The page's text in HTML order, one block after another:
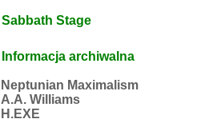
Sabbath Stage
Informacja archiwalna
Neptunian Maximalism
A.A. Williams
H.EXE